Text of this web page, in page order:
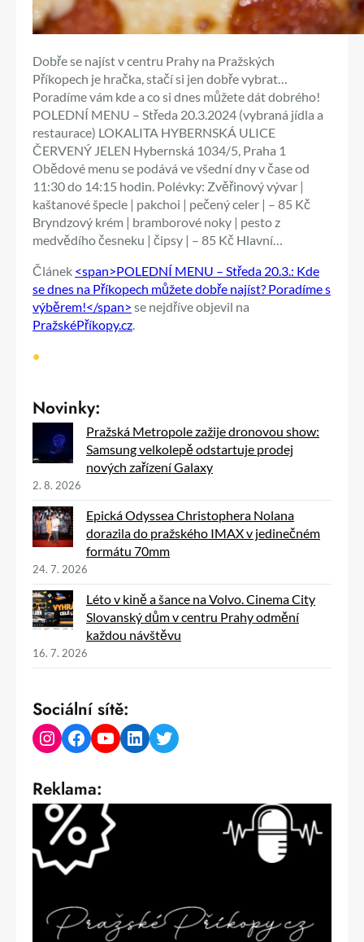
Dobře se najíst v centru Prahy na Pražských
Příkopech je hračka, stačí si jen dobře vybrat…
Poradíme vám kde a co si dnes můžete dát dobrého!
POLEDNÍ MENU – Středa 20.3.2024 (vybraná jídla a
restaurace) LOKALITA HYBERNSKÁ ULICE
ČERVENÝ JELEN Hybernská 1034/5, Praha 1
Obědové menu se podává ve všední dny v čase od
11:30 do 14:15 hodin. Polévky: Zvěřinový vývar |
kaštanové špecle | pakchoi | pečený celer | – 85 Kč
Bryndzový krém | bramborové noky | pesto z
medvědího česneku | čipsy | – 85 Kč Hlavní…
Článek <span>POLEDNÍ MENU – Středa 20.3.: Kde
se dnes na Příkopech můžete dobře najíst? Poradíme s
výběrem!</span> se nejdříve objevil na
PražskéPříkopy.cz
•
Novinky:
Pražská Metropole zažije dronovou show:
Samsung velkolepě odstartuje prodej
nových zařízení Galaxy
2. 8. 2026
Epická Odyssea Christophera Nolana
dorazila do pražského IMAX v jedinečném
formátu 70mm
24. 7. 2026
Léto v kině a šance na Volvo. Cinema City
Slovanský dům v centru Prahy odmění
každou návštěvu
16. 7. 2026
Sociální sítě:
Instagram Facebook YouTube LinkedIn Twitter
Reklama: